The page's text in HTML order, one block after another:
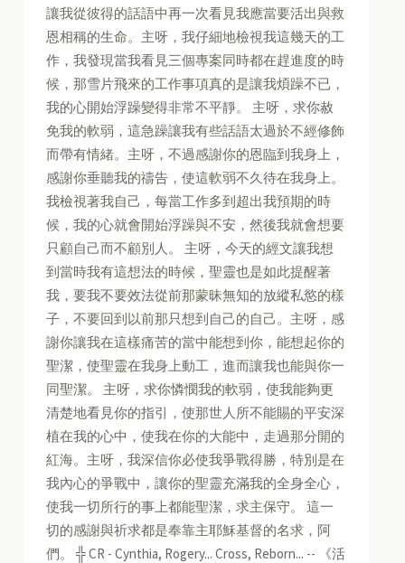
讓我從彼得的話語中再一次看見我應當要活出與救
恩相稱的生命。主呀，我仔細地檢視我這幾天的工
作，我發現當我看見三個專案同時都在趕進度的時
候，那雪片飛來的工作事項真的是讓我煩躁不已，
我的心開始浮躁變得非常不平靜。 主呀，求你赦
免我的軟弱，這急躁讓我有些話語太過於不經修飾
而帶有情緒。主呀，不過感謝你的恩臨到我身上，
感謝你垂聽我的禱告，使這軟弱不久待在我身上。
我檢視著我自己，每當工作多到超出我預期的時
候，我的心就會開始浮躁與不安，然後我就會想要
只顧自己而不顧別人。 主呀，今天的經文讓我想
到當時我有這想法的時候，聖靈也是如此提醒著
我，要我不要效法從前那蒙昧無知的放縱私慾的樣
子，不要回到以前那只想到自己的自己。主呀，感
謝你讓我在這樣痛苦的當中能想到你，能想起你的
聖潔，使聖靈在我身上動工，進而讓我也能與你一
同聖潔。 主呀，求你憐憫我的軟弱，使我能夠更
清楚地看見你的指引，使那世人所不能賜的平安深
植在我的心中，使我在你的大能中，走過那分開的
紅海。主呀，我深信你必使我爭戰得勝，特別是在
我內心的爭戰中，讓你的聖靈充滿我的全身全心，
使我一切所行的事上都能聖潔，求主保守。 這一
切的感謝與祈求都是奉靠主耶穌基督的名求，阿
們。 ╬ CR - Cynthia, Rogery... Cross, Reborn... -- 《活